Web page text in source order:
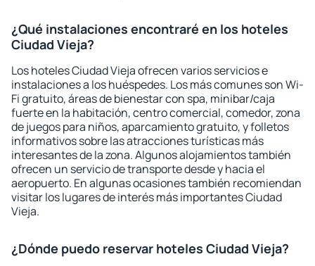
¿Qué instalaciones encontraré en los hoteles
Ciudad Vieja?
Los hoteles Ciudad Vieja ofrecen varios servicios e
instalaciones a los huéspedes. Los más comunes son Wi-
Fi gratuito, áreas de bienestar con spa, minibar/caja
fuerte en la habitación, centro comercial, comedor, zona
de juegos para niños, aparcamiento gratuito, y folletos
informativos sobre las atracciones turísticas más
interesantes de la zona. Algunos alojamientos también
ofrecen un servicio de transporte desde y hacia el
aeropuerto. En algunas ocasiones también recomiendan
visitar los lugares de interés más importantes Ciudad
Vieja.
¿Dónde puedo reservar hoteles Ciudad Vieja?